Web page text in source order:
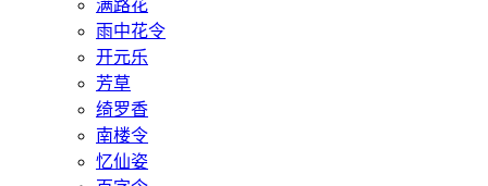
满路花
雨中花令
开元乐
芳草
绮罗香
南楼令
忆仙姿